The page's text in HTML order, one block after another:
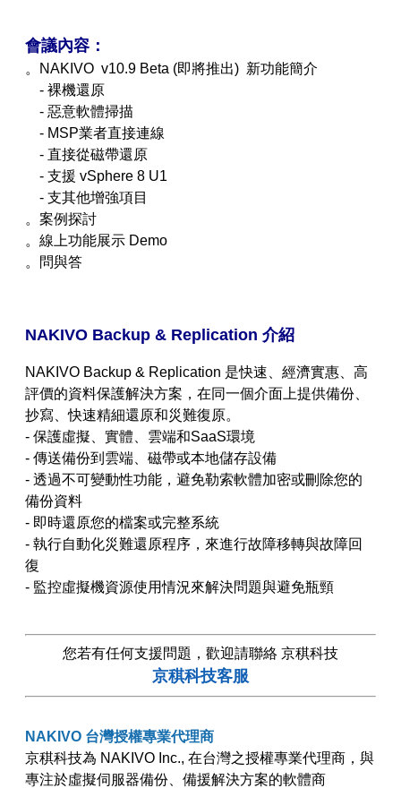
會議內容：
。 NAKIVO v10.9 Beta (即將推出) 新功能簡介
- 裸機還原
- 惡意軟體掃描
- MSP業者直接連線
- 直接從磁帶還原
- 支援 vSphere 8 U1
- 支其他增強項目
。 案例探討
。 線上功能展示 Demo
。
問與答
NAKIVO Backup & Replication 介紹
NAKIVO Backup & Replication 是快速、經濟實惠、高
評價的資料保護解決方案，在同一個介面上提供備份、
抄寫、快速精細還原和災難復原。
- 保護虛擬、實體、雲端和SaaS環境
- 傳送備份到雲端、磁帶或本地儲存設備
- 透過不可變動性功能，避免勒索軟體加密或刪除您的
備份資料
- 即時還原您的檔案或完整系統
- 執行自動化災難還原程序，來進行故障移轉與故障回
復
- 監控虛擬機資源使用情況來解決問題與避免瓶頸
您若有任何支援問題，歡迎請聯絡 京稘科技
京稘科技客服
NAKIVO 台灣授權專業代理商
京稘科技為 NAKIVO Inc., 在台灣之授權專業代理商，與
專注於虛擬伺服器備份、備援解決方案的軟體商